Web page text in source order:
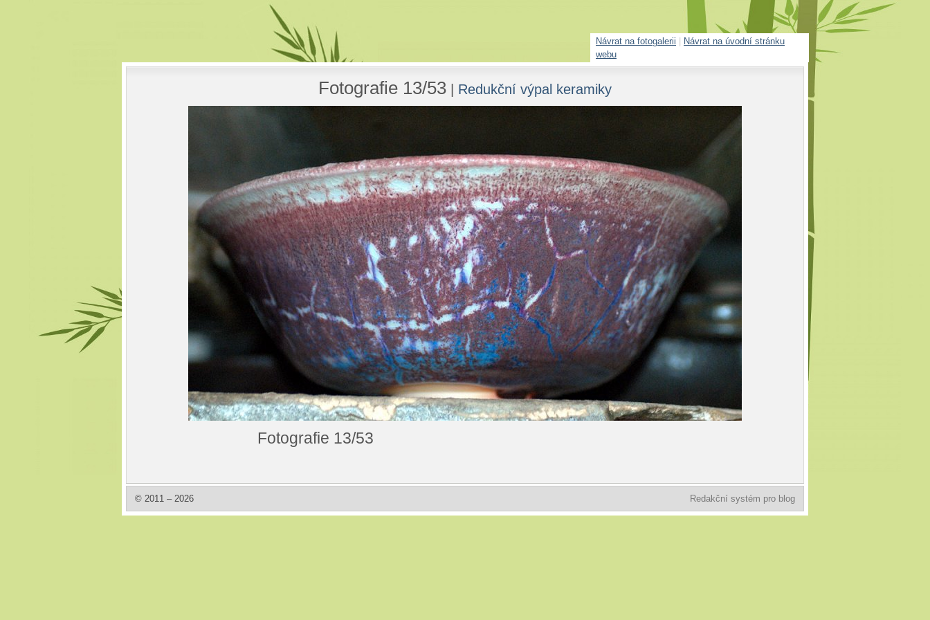
Návrat na fotogalerii
Návrat na úvodní stránku
webu
Fotografie 13/53 | Redukční výpal keramiky
Fotografie 13/53
© 2011 – 2026 Redakční systém pro blog